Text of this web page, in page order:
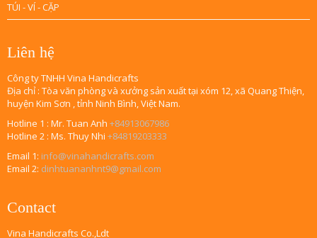
TÚI - VÍ - CẶP
Liên hệ
Công ty TNHH Vina Handicrafts
Địa chỉ : Tòa văn phòng và xưởng sản xuất tại xóm 12, xã Quang Thiện,
huyện Kim Sơn , tỉnh Ninh Bình, Việt Nam.
Hotline 1 : Mr. Tuan Anh +84913067986
Hotline 2 : Ms. Thuy Nhi +84819203333
Email 1: info@vinahandicrafts.com
Email 2: dinhtuananhnt9@gmail.com
Contact
Vina Handicrafts Co.,Ldt